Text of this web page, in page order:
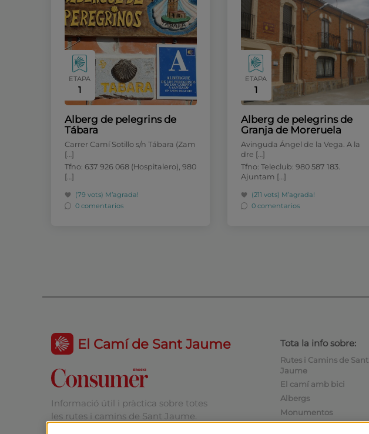
ETAPA
1
Alberg de pelegrins de
Tábara
Carrer Camí Sotillo s/n Tábara (Zam
[…]
Tfno: 637 926 068 (Hospitalero), 980
[…]
(79 vots) M’agrada!
0 comentarios
ETAPA
1
Alberg de pelegrins de
Granja de Moreruela
Avinguda Ángel de la Vega. A la
dre […]
Tfno: Teleclub: 980 587 183.
Ajuntam […]
(211 vots) M’agrada!
0 comentarios
El Camí de Sant Jaume
Informació útil i pràctica sobre totes
les rutes i camins de Sant Jaume.
Tota la info sobre:
Rutes i Camins de Sant
Jaume
El camí amb bici
Albergs
Monumentos
Fòrum